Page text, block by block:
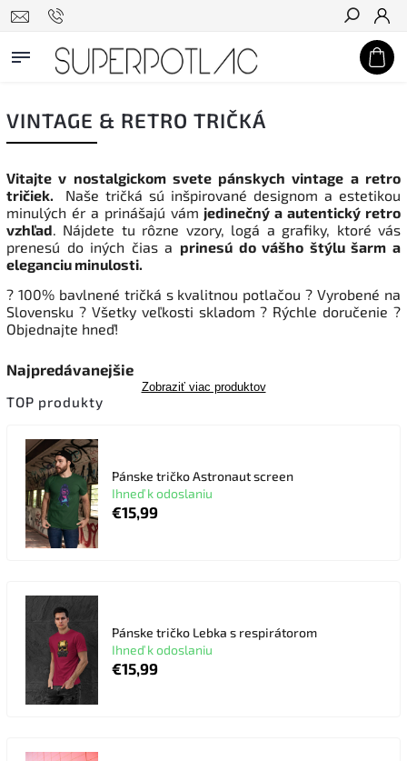
Hľadať
VINTAGE & RETRO TRIČKÁ
Vitajte v nostalgickom svete pánskych vintage a retro
tričiek.
Naše tričká sú inšpirované designom a estetikou
minulých ér a prinášajú vám jedinečný a autentický retro
vzhľad. Nájdete tu rôzne vzory, logá a grafiky, ktoré vás
prenesú do iných čias a prinesú do vášho štýlu šarm a
eleganciu minulosti.
? 100% bavlnené tričká s kvalitnou potlačou? Vyrobené na
Slovensku ?Všetky veľkosti skladom ? Rýchle doručenie ?
Objednajte hneď!
Najpredávanejšie
Zobraziť viac produktov
TOP produkty
Pánske tričko Astronaut screen
Ihneď k odoslaniu
€15,99
Pánske tričko Lebka s respirátorom
Ihneď k odoslaniu
€15,99